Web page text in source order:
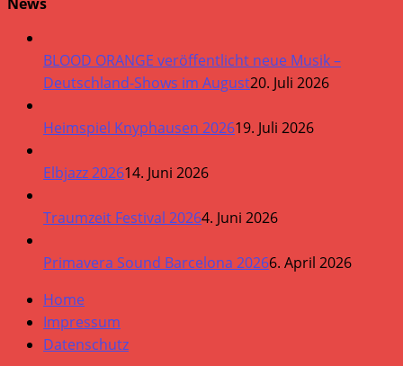
News
BLOOD ORANGE veröffentlicht neue Musik –
Deutschland-Shows im August20. Juli 2026
Heimspiel Knyphausen 202619. Juli 2026
Elbjazz 202614. Juni 2026
Traumzeit Festival 20264. Juni 2026
Primavera Sound Barcelona 20266. April 2026
Home
Impressum
Datenschutz